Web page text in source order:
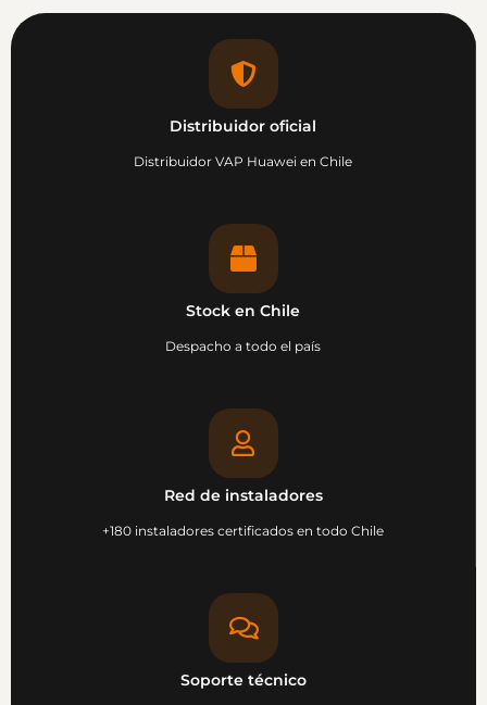
Distribuidor oficial
Distribuidor VAP Huawei en Chile
Stock en Chile
Despacho a todo el país
Red de instaladores
+180 instaladores certificados en todo Chile
Soporte técnico